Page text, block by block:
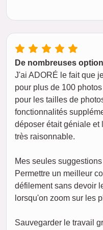
De nombreuses
J'ai ADORÉ le fait que
pour plus de 100
pour les tailles de
fonctionnalités
déposer était géniale et
très raisonnable.
Mes seules
Permettre un meilleur
défilement sans devoir
lorsqu'on zoom sur les
Sauvegarder le travail